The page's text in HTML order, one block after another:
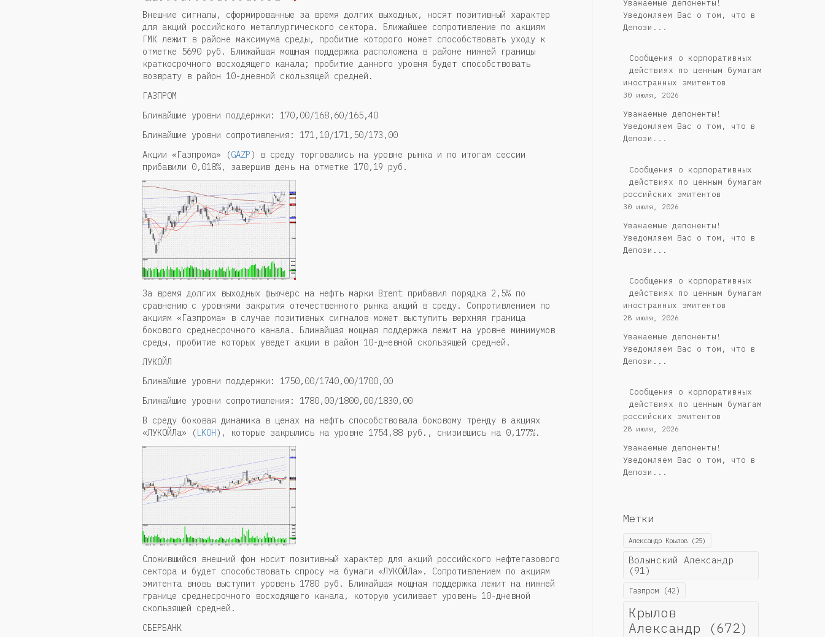
Внешние сигналы, сформированные за время долгих выходных, носят позитивный характер
для акций российского металлургического сектора. Ближайшее сопротивление по акциям
ГМК лежит в районе максимума среды, пробитие которого может способствовать уходу к
отметке 5690 руб. Ближайшая мощная поддержка расположена в районе нижней границы
краткосрочного восходящего канала; пробитие данного уровня будет способствовать
возврату в район 10-дневной скользящей средней.
ГАЗПРОМ
Ближайшие уровни поддержки: 170,00/168,60/165,40
Ближайшие уровни сопротивления: 171,10/171,50/173,00
Акции «Газпрома» (GAZP) в среду торговались на уровне рынка и по итогам сессии
прибавили 0,018%, завершив день на отметке 170,19 руб.
За время долгих выходных фьючерс на нефть марки Brent прибавил порядка 2,5% по
сравнению с уровнями закрытия отечественного рынка акций в среду. Сопротивлением по
акциям «Газпрома» в случае позитивных сигналов может выступить верхняя граница
бокового среднесрочного канала. Ближайшая мощная поддержка лежит на уровне минимумов
среды, пробитие которых уведет акции в район 10-дневной скользящей средней.
ЛУКОЙЛ
Ближайшие уровни поддержки: 1750,00/1740,00/1700,00
Ближайшие уровни сопротивления: 1780,00/1800,00/1830,00
В среду боковая динамика в ценах на нефть способствовала боковому тренду в акциях
«ЛУКОЙЛа» (LKOH), которые закрылись на уровне 1754,88 руб., снизившись на 0,177%.
Сложившийся внешний фон носит позитивный характер для акций российского нефтегазового
сектора и будет способствовать спросу на бумаги «ЛУКОЙЛа». Сопротивлением по акциям
эмитента вновь выступит уровень 1780 руб. Ближайшая мощная поддержка лежит на нижней
границе среднесрочного восходящего канала, которую усиливает уровень 10-дневной
скользящей средней.
СБЕРБАНК
Уважаемые депоненты!
Уведомляем Вас о том, что в
Депози...
Сообщения о корпоративных
действиях по ценным бумагам
иностранных эмитентов
30 июля, 2026
Уважаемые депоненты!
Уведомляем Вас о том, что в
Депози...
Cообщения о корпоративных
действиях по ценным бумагам
российских эмитентов
30 июля, 2026
Уважаемые депоненты!
Уведомляем Вас о том, что в
Депози...
Сообщения о корпоративных
действиях по ценным бумагам
иностранных эмитентов
28 июля, 2026
Уважаемые депоненты!
Уведомляем Вас о том, что в
Депози...
Cообщения о корпоративных
действиях по ценным бумагам
российских эмитентов
28 июля, 2026
Уважаемые депоненты!
Уведомляем Вас о том, что в
Депози...
Метки
Александр Крылов(25)
Волынский Александр
(91)
Газпром(42)
Крылов
Александр (672)